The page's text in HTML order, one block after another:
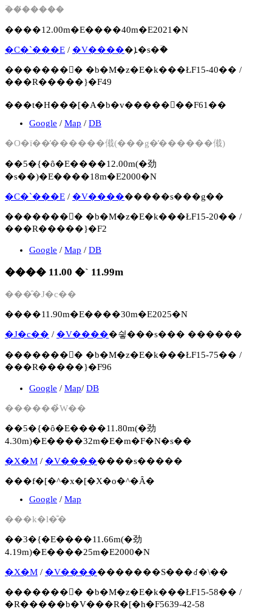
�ؔ��̓����
����12.00m�E����40m�E2021�N
�C�`���E / �V���� �ܐ�s�ؔ�
�������񍐏� �b�M�z�E�k���ŁF15-40�� /
���R�����}�F49
���t�H���[�A�b�v�����񍐏��F61��
Google / Map / DB
�O�ї��̓������傤(���g�̓������傤)
��5�{�ȏ�E����12.00m(�劲
�s��)�E����18m�E2000�N
�C�`���E / �V���������s���g��
�������񍐏� �b�M�z�E�k���ŁF15-20�� /
���R�����}�F2
Google / Map / DB
���� 11.00 �` 11.99m
���̑�J�c��
����11.90m�E����30m�E2025�N
�J�c�� / �V�����싛���s��� ������
�������񍐏� �b�M�z�E�k���ŁF15-75�� /
���R�����}�F96
Google / Map/ DB
������̉W��
��5�{�ȏ�E����11.80m(�劲
4.30m)�E����32m�E�m�F�N�s��
�X�M / �V��������s�����
���f�[�^�x�[�X�o�^�Ȃ�
Google / Map
���k�l�̐�
��3�{�E����11.66m(�劲
4.19m)�E����25m�E2000�N
�X�M / �V���� �������S���꒬�܏\��
�������񍐏� �b�M�z�E�k���ŁF15-58�� /
�R�����b�V���R�[�h�F5639-42-58